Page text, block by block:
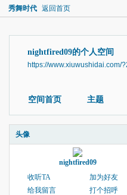
秀舞时代 返回首页
nightfired09的个人空间
https://www.xiuwushidai.com/
空间首页 主题
头像
nightfired09
收听TA
加为好友
给我留言
打个招呼